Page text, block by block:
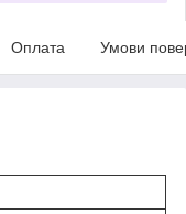
Оплата Умови